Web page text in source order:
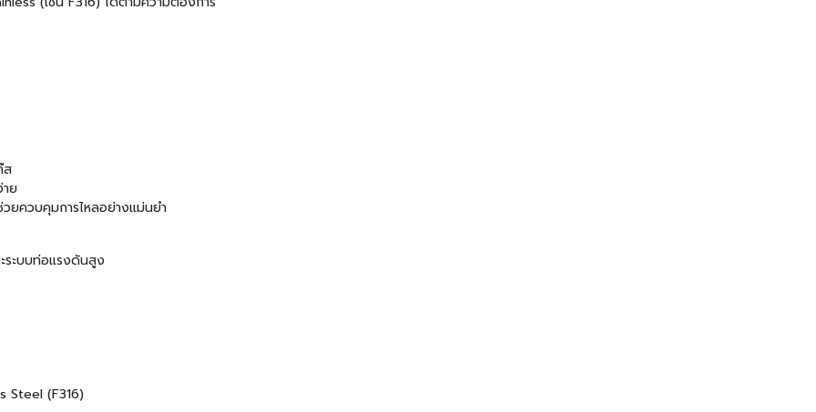
ส
ย
ยควบคุมการไหลอย่างแม่นยำ
ระบบท่อแรงดันสูง
Steel (F316)